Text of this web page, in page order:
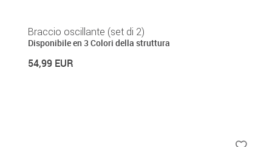
Braccio oscillante (set di 2)
Disponibile en 3 Colori della struttura
54,99 EUR